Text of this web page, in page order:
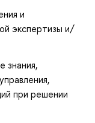
и
экспертизы и/
знания,
при решении